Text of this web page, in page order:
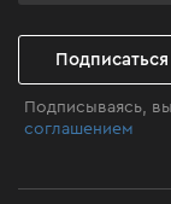
Подписаться
Подписываясь,
соглашением